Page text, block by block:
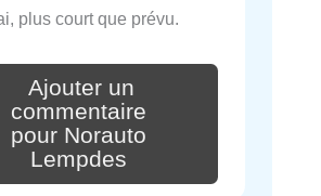
plus court que prévu.
Ajouter un
commentaire
pour Norauto
Lempdes